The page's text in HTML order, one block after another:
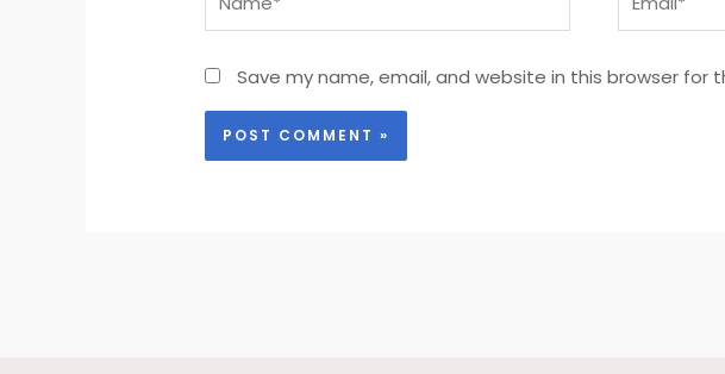
Save my name, email, and website in this browser for